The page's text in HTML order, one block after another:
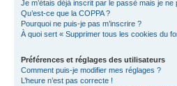
Je m’étais déjà inscrit par le passé mais je
Qu’est-ce que la COPPA ?
Pourquoi ne puis-je pas m’inscrire ?
À quoi sert « Supprimer tous les cookies du
Préférences et réglages des utilisateurs
Comment puis-je modifier mes réglages ?
L’heure n’est pas correcte !